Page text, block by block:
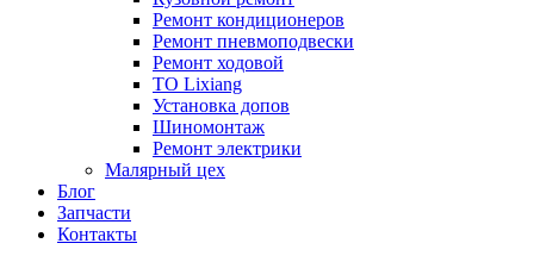
Ремонт кондиционеров
Ремонт пневмоподвески
Ремонт ходовой
ТО Lixiang
Установка допов
Шиномонтаж
Ремонт электрики
Малярный цех
Блог
Запчасти
Контакты